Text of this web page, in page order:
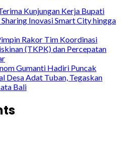
Kunjungan Kerja Bupati
Inovasi Smart City hingga
Rakor Tim Koordinasi
(TKPK) dan Percepatan
Gumanti Hadiri Puncak
Desa Adat Tuban, Tegaskan
Bali